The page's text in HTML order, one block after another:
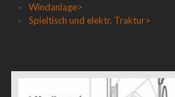
Windanlage>
Spieltisch und elektr. Traktur>